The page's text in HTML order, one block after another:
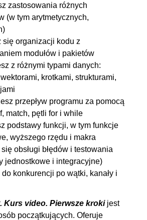
00:22:38
00:13:51
OGLĄDAJ »
00:11:47
00:07:49
00:11:28
00:01:49
zastosowania różnych
(w tym arytmetycznych,
się organizacji kodu z
modułów i pakietów
z różnymi typami danych:
krotkami, strukturami,
przepływ programu za pomocą
match, pętli for i while
podstawy funkcji, w tym funkcje
wyższego rzędu i makra
obsługi błędów i testowania
jednostkowe i integracyjne)
konkurencji po wątki, kanały i
Kurs video. Pierwsze krokijest
początkujących. Oferuje